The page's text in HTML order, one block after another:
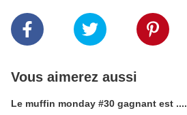
Vous aimerez aussi
Le muffin monday #30 gagnant est ....